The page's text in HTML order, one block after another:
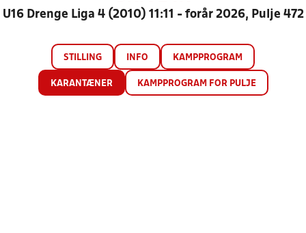
U16 Drenge Liga 4 (2010) 11:11 - forår 2026, Pulje 472
STILLING INFO KAMPPROGRAM
KARANTÆNER KAMPPROGRAM FOR PULJE